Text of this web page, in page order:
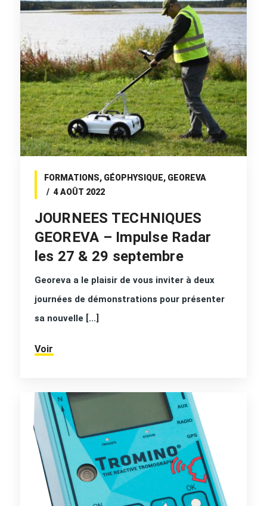
FORMATIONS, GÉOPHYSIQUE, GEOREVA
4 AOÛT 2022
JOURNEES TECHNIQUES
GEOREVA – Impulse Radar
les 27 & 29 septembre
Georeva a le plaisir de vous inviter à deux
journées de démonstrations pour présenter
sa nouvelle [...]
Voir